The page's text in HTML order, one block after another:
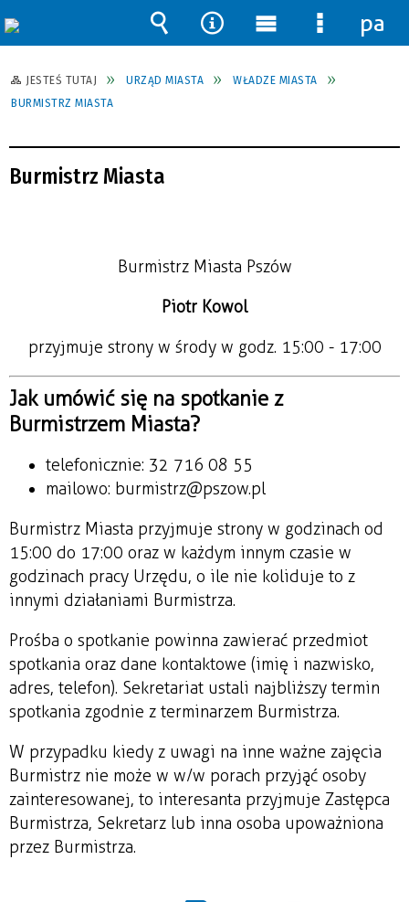
JESTEŚ TUTAJ URZĄD MIASTA
WŁADZE MIASTA
BURMISTRZ MIASTA
Burmistrz Miasta
Burmistrz Miasta Pszów
Piotr Kowol
przyjmuje strony w środy w godz. 15:00 - 17:00
Jak umówić się na spotkanie z
Burmistrzem Miasta?
telefonicznie: 32 716 08 55
mailowo: burmistrz@pszow.pl
Burmistrz Miasta przyjmuje strony w godzinach od
15:00 do 17:00 oraz w każdym innym czasie w
godzinach pracy Urzędu, o ile nie koliduje to z
innymi działaniami Burmistrza.
Prośba o spotkanie powinna zawierać przedmiot
spotkania oraz dane kontaktowe (imię i nazwisko,
adres, telefon). Sekretariat ustali najbliższy termin
spotkania zgodnie z terminarzem Burmistrza.
W przypadku kiedy z uwagi na inne ważne zajęcia
Burmistrz nie może w w/w porach przyjąć osoby
zainteresowanej, to interesanta przyjmuje Zastępca
Burmistrza, Sekretarz lub inna osoba upoważniona
przez Burmistrza.
Wyszukiwarka
Narzędzia
Menu
główne
Menu